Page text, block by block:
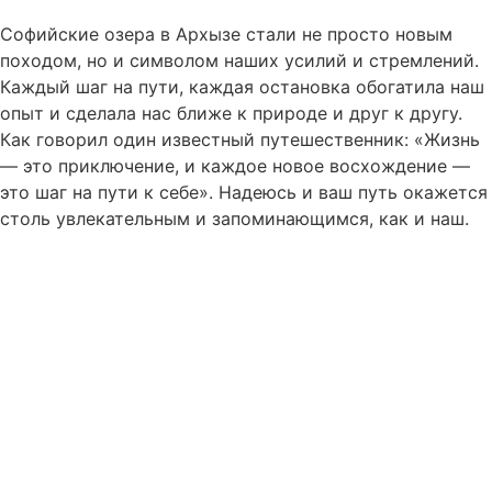
Софийские озера в Архызе стали не просто новым
походом, но и символом наших усилий и стремлений.
Каждый шаг на пути, каждая остановка обогатила наш
опыт и сделала нас ближе к природе и друг к другу.
Как говорил один известный путешественник: «Жизнь
— это приключение, и каждое новое восхождение —
это шаг на пути к себе». Надеюсь и ваш путь окажется
столь увлекательным и запоминающимся, как и наш.